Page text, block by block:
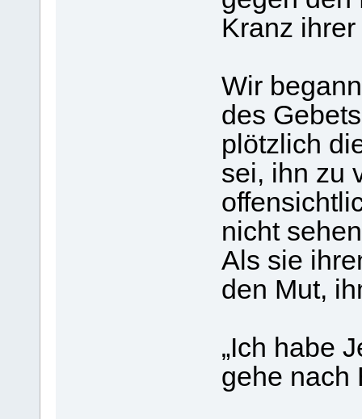
Kranz
Wir
des
plötzlich
sei, ihn zu
nicht
Als sie
den Mut,
„Ich habe
gehe nach